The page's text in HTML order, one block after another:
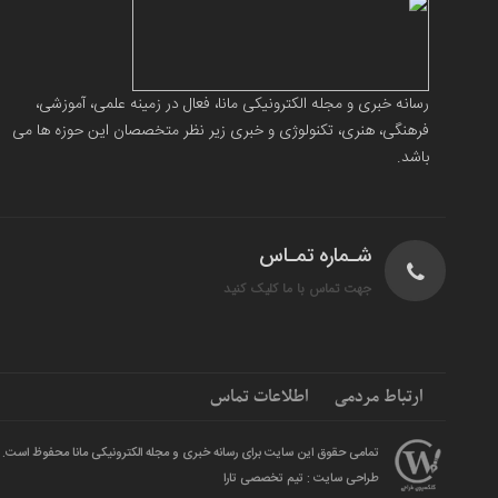
رسانه خبری و مجله الکترونیکی مانا، فعال در زمینه علمی، آموزشی،
فرهنگی، هنری، تکنولوژی و خبری زیر نظر متخصصان این حوزه ها می
باشد.
شـماره تمـاس
جهت تماس با ما کلیک کنید
ارتباط مردمی اطلاعات تماس
تمامی حقوق این سایت برای رسانه خبری و مجله الکترونیکی مانا محفوظ است.
طراحی سایت : تیم تخصصی تارا